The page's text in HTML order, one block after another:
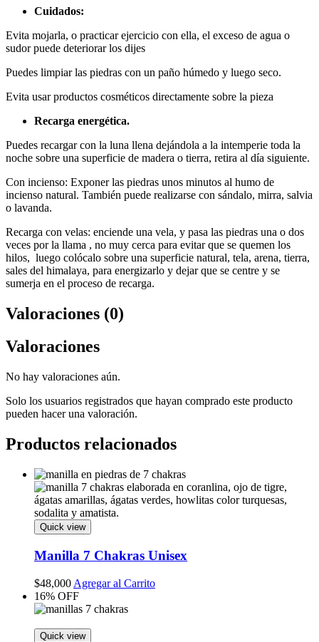
Cuidados:
Evita mojarla, o practicar ejercicio con ella, el exceso de agua o
sudor puede deteriorar los dijes
Puedes limpiar las piedras con un paño húmedo y luego seco.
Evita usar productos cosméticos directamente sobre la pieza
Recarga energética.
Puedes recargar con la luna llena dejándola a la intemperie toda la
noche sobre una superficie de madera o tierra, retira al día siguiente.
Con incienso: Exponer las piedras unos minutos al humo de
incienso natural. También puede realizarse con sándalo, mirra, salvia
o lavanda.
Recarga con velas: enciende una vela, y pasa las piedras una o dos
veces por la llama , no muy cerca para evitar que se quemen los
hilos, luego colócalo sobre una superficie natural, tela, arena, tierra,
sales del himalaya, para energizarlo y dejar que se centre y se
sumerja en el proceso de recarga.
Valoraciones (0)
Valoraciones
No hay valoraciones aún.
Solo los usuarios registrados que hayan comprado este producto
pueden hacer una valoración.
Productos relacionados
Quick view
Manilla 7 Chakras Unisex
$48,000 Agregar al Carrito
16% OFF
Quick view